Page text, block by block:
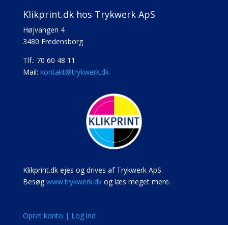
Klikprint.dk hos Trykwerk ApS
Højvangen 4
3480 Fredensborg
Tlf.: 70 60 48 11
Mail: kontakt@trykwerk.dk
Klikprint.dk ejes og drives af Trykwerk ApS.
Besøgwww.trykwerk.dk og læs meget mere.
Opret konto | Log ind